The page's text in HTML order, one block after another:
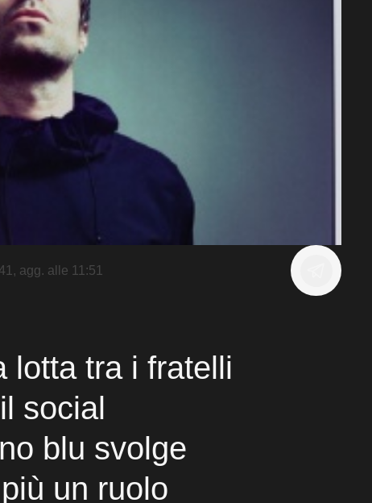
, agg. alle 11:51
lotta tra i fratelli
social
blu svolge
un ruolo